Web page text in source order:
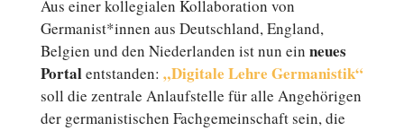
Aus einer kol­le­gia­len Kol­la­bo­ra­ti­on von
Germanist*innen aus Deutsch­land, England,
Belgien und den Nie­der­lan­den ist nun ein neues
Portalent­stan­den: „Di­gi­ta­le Lehre Ger­ma­nis­tik“
soll die zen­tra­le An­lauf­stel­le für alle An­ge­hö­ri­gen
der ger­ma­nis­ti­schen Fach­ge­mein­schaft sein, die